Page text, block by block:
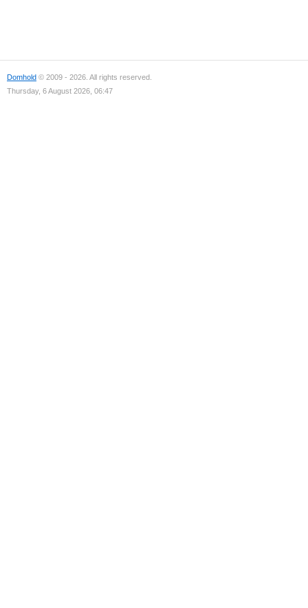
Domhold © 2009 - 2026. All rights reserved.
Thursday, 6 August 2026, 06:47